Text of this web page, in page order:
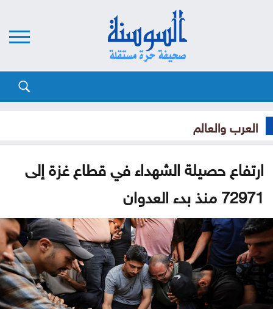
العرب والعالم
ارتفاع حصيلة الشهداء في قطاع غزة إلى
72971 منذ بدء العدوان